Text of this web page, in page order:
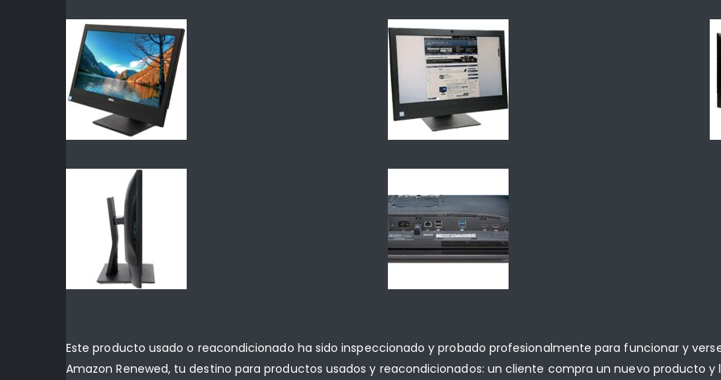
Este producto usado o reacondicionado ha sido inspeccionado y probado profesionalmente para funcionar y
Amazon Renewed, tu destino para productos usados y reacondicionados: un cliente compra un nuevo producto